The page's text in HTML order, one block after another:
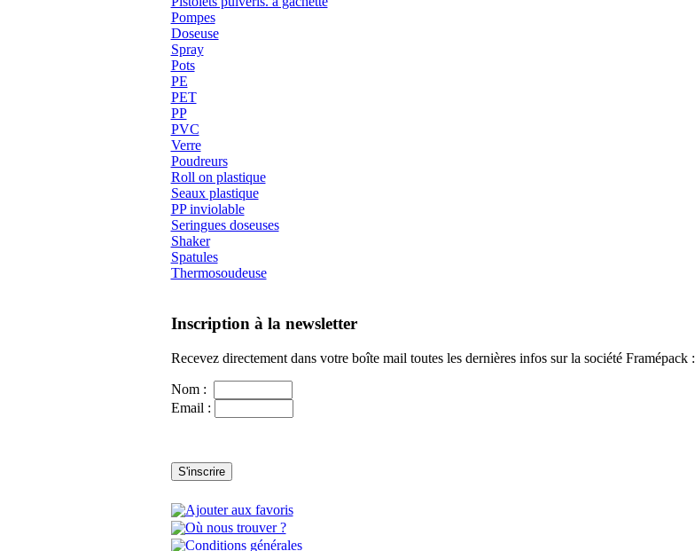
Pompes
Doseuse
Spray
Pots
PE
PET
PP
PVC
Verre
Poudreurs
Roll on plastique
Seaux plastique
PP inviolable
Seringues doseuses
Shaker
Spatules
Thermosoudeuse
Inscription à la newsletter
Recevez directement dans votre boîte mail toutes les dernières infos sur la société Framépack :
Nom :
Email :
Ajouter aux favoris
Où nous trouver ?
Conditions générales